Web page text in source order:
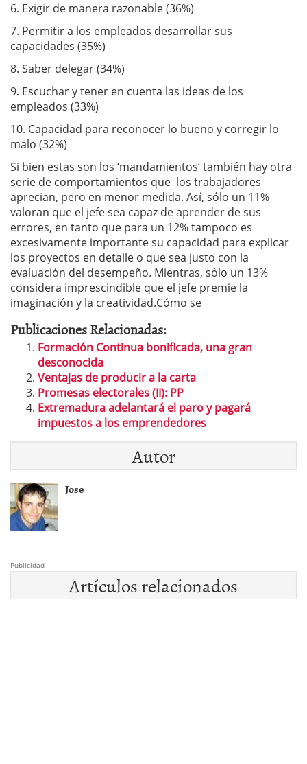
6. Exigir de manera razonable (36%)
7. Permitir a los empleados desarrollar sus
capacidades (35%)
8. Saber delegar (34%)
9. Escuchar y tener en cuenta las ideas de los
empleados (33%)
10. Capacidad para reconocer lo bueno y corregir lo
malo (32%)
Si bien estas son los ‘mandamientos’ también hay otra
serie de comportamientos que los trabajadores
aprecian, pero en menor medida. Así, sólo un 11%
valoran que el jefe sea capaz de aprender de sus
errores, en tanto que para un 12% tampoco es
excesivamente importante su capacidad para explicar
los proyectos en detalle o que sea justo con la
evaluación del desempeño. Mientras, sólo un 13%
considera imprescindible que el jefe premie la
imaginación y la creatividad.Cómo se
Publicaciones Relacionadas:
Formación Continua bonificada, una gran
desconocida
Ventajas de producir a la carta
Promesas electorales (II): PP
Extremadura adelantará el paro y pagará
impuestos a los emprendedores
Autor
Jose
Publicidad
Artículos relacionados